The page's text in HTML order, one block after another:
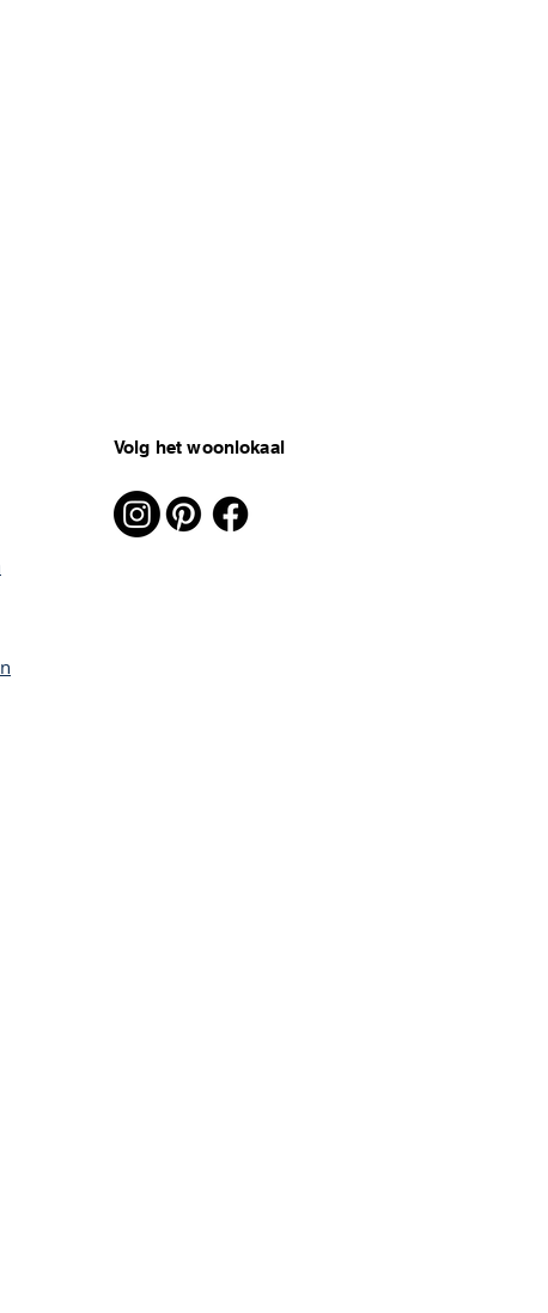
Volg het woonlokaal